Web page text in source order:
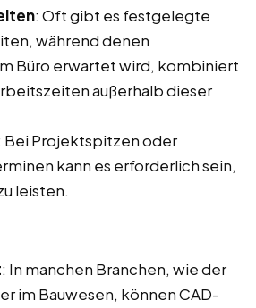
: Oft gibt es festgelegte
während denen
Büro erwartet wird, kombiniert
außerhalb dieser
Bei Projektspitzen oder
kann es erforderlich sein,
leisten.
: In manchen Branchen, wie der
im Bauwesen, können CAD-